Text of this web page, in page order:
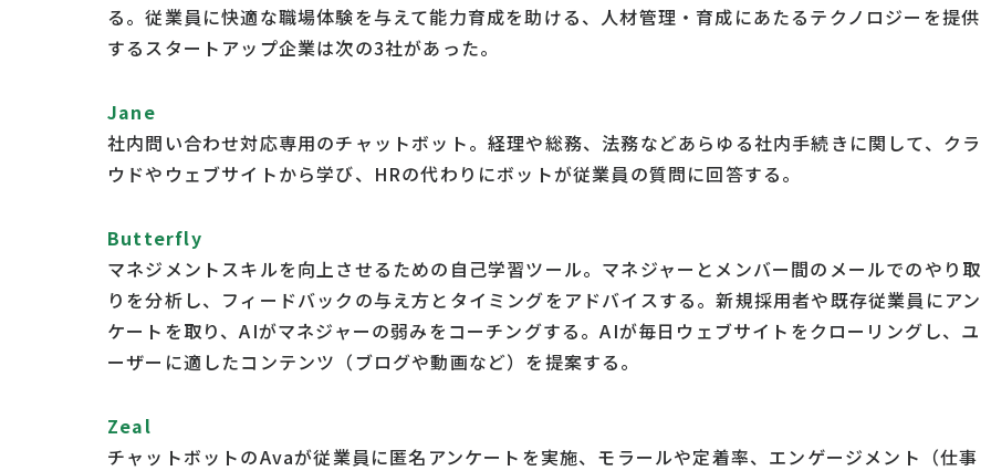
る。従業員に快適な職場体験を与えて能力育成を助ける、人材管理・育成にあたるテクノロジーを提供
するスタートアップ企業は次の3社があった。
Jane
社内問い合わせ対応専用のチャットボット。経理や総務、法務などあらゆる社内手続きに関して、クラ
ウドやウェブサイトから学び、HRの代わりにボットが従業員の質問に回答する。
Butterfly
マネジメントスキルを向上させるための自己学習ツール。マネジャーとメンバー間のメールでのやり取
りを分析し、フィードバックの与え方とタイミングをアドバイスする。新規採用者や既存従業員にアン
ケートを取り、AIがマネジャーの弱みをコーチングする。AIが毎日ウェブサイトをクローリングし、ユ
ーザーに適したコンテンツ（ブログや動画など）を提案する。
Zeal
チャットボットのAvaが従業員に匿名アンケートを実施、モラールや定着率、エンゲージメント（仕事